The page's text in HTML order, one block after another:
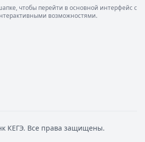
чтобы перейти в основной интерфейс с
возможностями.
КЕГЭ. Все права защищены.